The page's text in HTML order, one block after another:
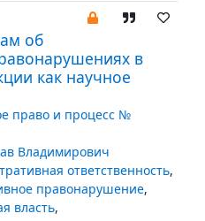
об
в
как научное
право и процесс №
Владимирович
ответственность,
правонарушение,
власть,